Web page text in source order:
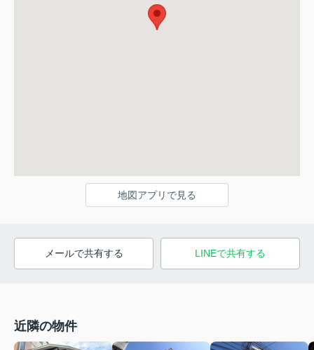
地図アプリで見る
メールで共有する LINEで共有する
近隣の物件